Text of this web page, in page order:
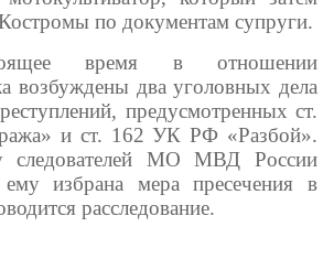
по документам супруги.
время в отношении
возбуждены два уголовных дела
предусмотренных ст.
и ст. 162 УК РФ «Разбой».
следователей МО МВД России
избрана мера пресечения в
расследование.